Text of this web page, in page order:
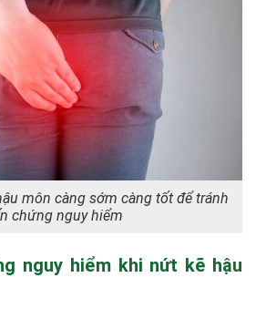
môn càng sớm càng tốt để tránh
chứng nguy hiểm
nguy hiểm khi nứt kẽ hậu